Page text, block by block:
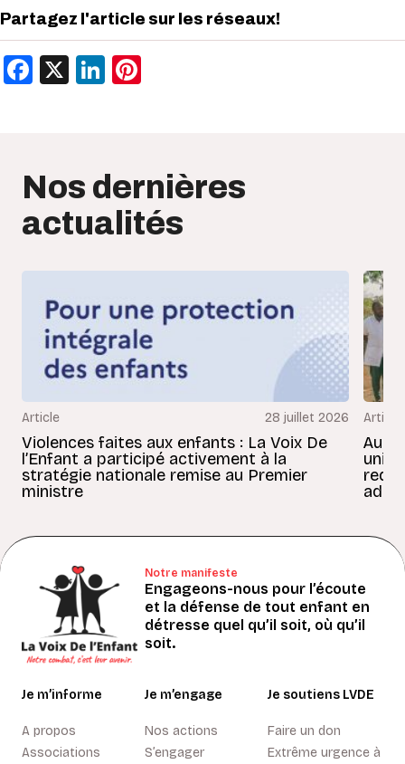
Partagez l'article sur les réseaux!
Facebook
X LinkedIn
Nos dernières
actualités
Article 28 juillet 2026
Violences faites aux enfants : La Voix De
l’Enfant a participé activement à la
stratégie nationale remise au Premier
ministre
Article
Au
Notre manifeste
Engageons-nous pour l’écoute
et la défense de tout enfant en
détresse quel qu’il soit, où qu’il
soit.
Je m’informe
A propos
Associations
Je m’engage
Nos actions
S’engager
Je soutiens LVDE
Faire un don
Extrême urgence à